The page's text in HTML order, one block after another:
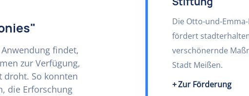
findet,
zur Verfügung,
So konnten
die Erforschung
Die Otto-und-
fördert
verschönernde
Stadt Meißen.
Zur Förderung